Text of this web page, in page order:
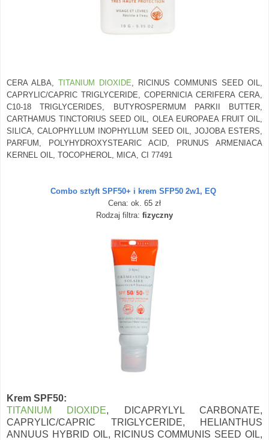
CERA ALBA, TITANIUM DIOXIDE , RICINUS COMMUNIS SEED OIL,
CAPRYLIC/CAPRIC TRIGLYCERIDE, COPERNICIA CERIFERA CERA,
C10-18 TRIGLYCERIDES, BUTYROSPERMUM PARKII BUTTER,
CARTHAMUS TINCTORIUS SEED OIL, OLEA EUROPAEA FRUIT OIL,
SILICA, CALOPHYLLUM INOPHYLLUM SEED OIL, JOJOBA ESTERS,
PARFUM, POLYHYDROXYSTEARIC ACID, PRUNUS ARMENIACA
KERNEL OIL, TOCOPHEROL, MICA, CI 77491
Combo sztyft SPF50+ i krem SFP50 2w1, EQ
Cena: ok. 65 zł
Rodzaj filtra: fizyczny
Krem SPF50:
TITANIUM DIOXIDE, DICAPRYLYL CARBONATE,
CAPRYLIC/CAPRIC TRIGLYCERIDE, HELIANTHUS
ANNUUS HYBRID OIL, RICINUS COMMUNIS SEED OIL,